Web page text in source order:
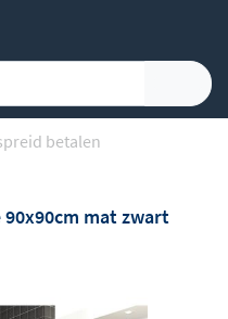
betalen
90x90cm mat zwart